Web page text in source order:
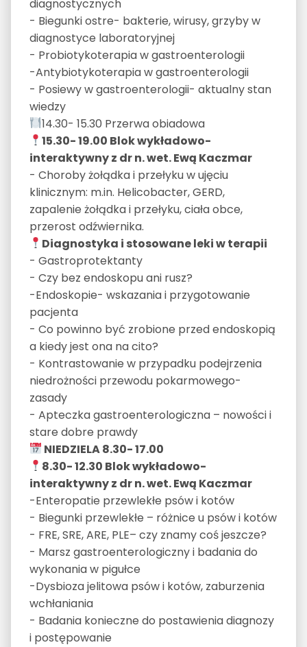
diagnostycznych
- Biegunki ostre- bakterie, wirusy, grzyby w
diagnostyce laboratoryjnej
- Probiotykoterapia w gastroenterologii
-Antybiotykoterapia w gastroenterologii
- Posiewy w gastroenterologii- aktualny stan
wiedzy
14.30- 15.30 Przerwa obiadowa
15.30- 19.00 Blok wykładowo-
interaktywny z dr n. wet. Ewą Kaczmar
- Choroby żołądka i przełyku w ujęciu
klinicznym: m.in. Helicobacter, GERD,
zapalenie żołądka i przełyku, ciała obce,
przerost odźwiernika.
Diagnostyka i stosowane leki w terapii
- Gastroprotektanty
- Czy bez endoskopu ani rusz?
-Endoskopie- wskazania i przygotowanie
pacjenta
- Co powinno być zrobione przed endoskopią
a kiedy jest ona na cito?
- Kontrastowanie w przypadku podejrzenia
niedrożności przewodu pokarmowego-
zasady
- Apteczka gastroenterologiczna – nowości i
stare dobre prawdy
NIEDZIELA 8.30- 17.00
8.30- 12.30 Blok wykładowo-
interaktywny z dr n. wet. Ewą Kaczmar
-Enteropatie przewlekłe psów i kotów
- Biegunki przewlekłe – różnice u psów i kotów
- FRE, SRE, ARE, PLE– czy znamy coś jeszcze?
- Marsz gastroenterologiczny i badania do
wykonania w pigułce
-Dysbioza jelitowa psów i kotów, zaburzenia
wchłaniania
- Badania konieczne do postawienia diagnozy
i postępowanie